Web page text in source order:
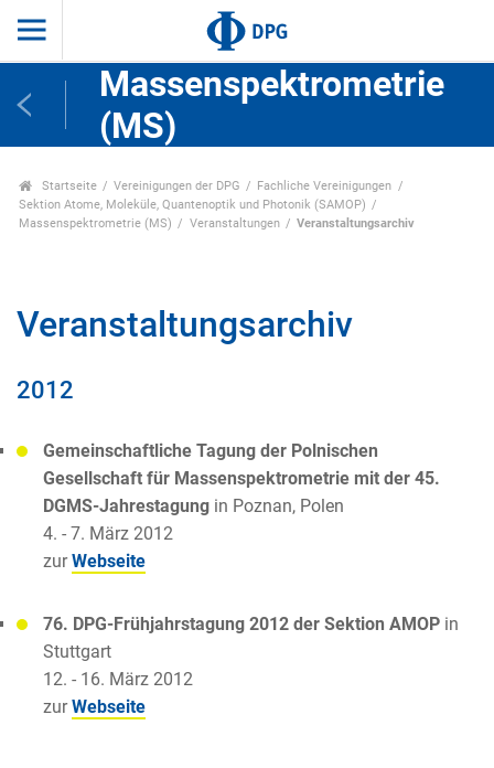
Massenspektrometrie
(MS)
Startseite Vereinigungen der DPG
Fachliche Vereinigungen
Sektion Atome, Moleküle, Quantenoptik und Photonik (SAMOP)
Massenspektrometrie (MS)
Veranstaltungen Veranstaltungsarchiv
Veranstaltungsarchiv
2012
Gemeinschaftliche Tagung der Polnischen
Gesellschaft für Massenspektrometrie mit der 45.
DGMS-Jahrestagung in Poznan, Polen
4. - 7. März 2012
zurWebseite
76. DPG-Frühjahrstagung 2012 der Sektion AMOP in
Stuttgart
12. - 16. März 2012
zurWebseite